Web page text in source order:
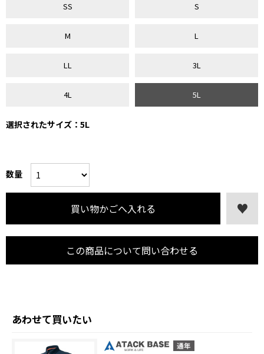
SS S
M L
LL 3L
4L 5L
選択されたサイズ：5L
数量
あわせて買いたい
この商品について問い合わせる